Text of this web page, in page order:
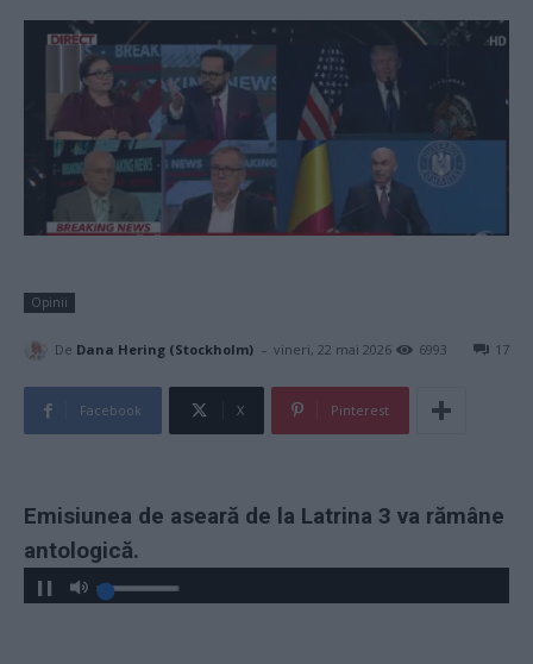
Opinii
De Dana Hering (Stockholm) - vineri, 22 mai 2026 17
6993
Facebook X Pinterest
Emisiunea de aseară de la Latrina 3 va rămâne
antologică.